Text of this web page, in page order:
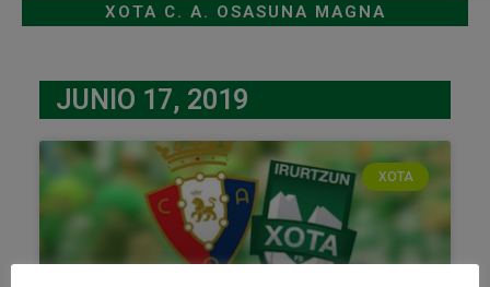
XOTA C. A. OSASUNA MAGNA
JUNIO 17, 2019
XOTA